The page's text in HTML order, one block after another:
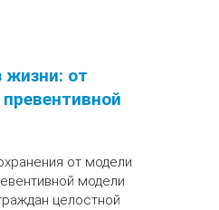
жизни: от
от модели
модели
целостной